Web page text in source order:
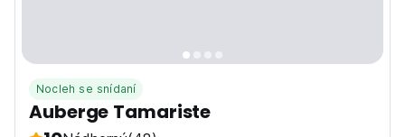
Nocleh se snídaní
Auberge Tamariste